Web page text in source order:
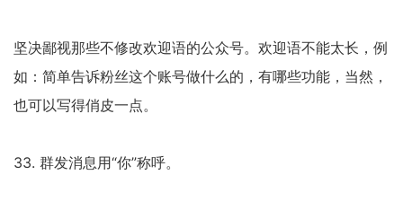
坚决鄙视那些不修改欢迎语的公众号。欢迎语不能太长，例
如：简单告诉粉丝这个账号做什么的，有哪些功能，当然，
也可以写得俏皮一点。
33. 群发消息用“你”称呼。